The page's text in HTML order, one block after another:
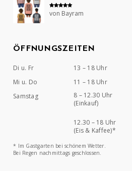
Bewertet mit
von Bayram
ÖFFNUNGSZEITEN
Di u. Fr
13 – 18 Uhr
Mi u. Do
11 – 18 Uhr
Samstag
8 – 12.30 Uhr
(Einkauf)
12.30 – 18 Uhr
(Eis & Kaffee)*
* Im Gastgarten bei schönem Wetter.
Bei Regen nachmittags geschlossen.